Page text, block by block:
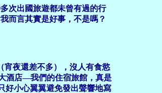
次出國旅遊都未曾有過的行
而言其實是好事，不是嗎？
宵夜還差不多），沒人有食慾
酒店—我們的住宿旅館，真是
好小心翼翼避免發出聲響地寫